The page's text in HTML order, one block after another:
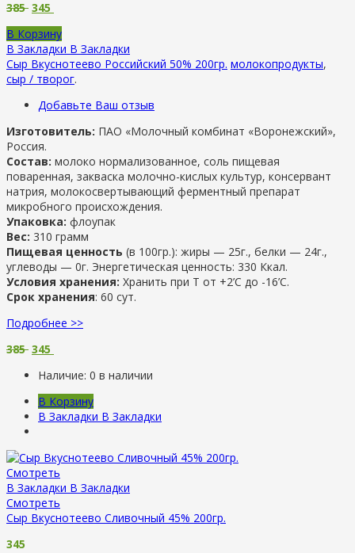
385 345
В Корзину
В Закладки В Закладки
Сыр Вкуснотеево Российский 50% 200гр. молокопродукты,
сыр / творог.
Добавьте Ваш отзыв
Изготовитель: ПАО «Молочный комбинат «Воронежский»,
Россия.
Состав: молоко нормализованное, соль пищевая
поваренная, закваска молочно-кислых культур, консервант
натрия, молокосвертывающий ферментный препарат
микробного происхождения.
Упаковка: флоупак
Вес: 310 грамм
Пищевая ценность (в 100гр.): жиры — 25г., белки — 24г.,
углеводы — 0г. Энергетическая ценность: 330 Ккал.
Условия хранения: Хранить при Т от +2’С до -16’C.
Срок хранения: 60 сут.
Подробнее >>
385 345
Наличие: 0 в наличии
В Корзину
В Закладки В Закладки
Смотреть
В Закладки В Закладки
Смотреть
Сыр Вкуснотеево Сливочный 45% 200гр.
345